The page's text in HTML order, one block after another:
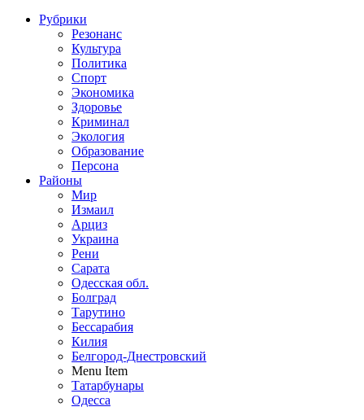
Рубрики
Резонанс
Культура
Политика
Спорт
Экономика
Здоровье
Криминал
Экология
Образование
Персона
Районы
Мир
Измаил
Арциз
Украина
Рени
Сарата
Одесская обл.
Болград
Тарутино
Бессарабия
Килия
Белгород-Днестровский
Menu Item
Татарбунары
Одесса